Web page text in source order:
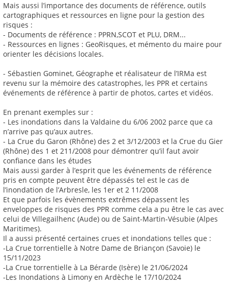
Mais aussi l’importance des documents de référence, outils
cartographiques et ressources en ligne pour la gestion des
risques :
- Documents de référence : PPRN,SCOT et PLU, DRM...
- Ressources en lignes : GeoRisques, et mémento du maire pour
orienter les décisions locales.
- Sébastien Gominet, Géographe et réalisateur de l’IRMa est
revenu sur la mémoire des catastrophes, les PPR et certains
événements de référence à partir de photos, cartes et vidéos.
En prenant exemples sur :
- Les inondations dans la Valdaine du 6/06 2002 parce que ca
n’arrive pas qu’aux autres.
- La Crue du Garon (Rhône) des 2 et 3/12/2003 et la Crue du Gier
(Rhône) des 1 et 211/2008 pour démontrer qu’il faut avoir
confiance dans les études
Mais aussi garder à l’esprit que les événements de référence
pris en compte peuvent être dépassés tel est le cas de
l’inondation de l’Arbresle, les 1er et 2 11/2008
Et que parfois les évènements extrêmes dépassent les
enveloppes de risques des PPR comme cela a pu être le cas avec
celui de Villegailhenc (Aude) ou de Saint-Martin-Vésubie (Alpes
Maritimes).
Il a aussi présenté certaines crues et inondations telles que :
-La Crue torrentielle à Notre Dame de Briançon (Savoie) le
15/11/2023
-La Crue torrentielle à La Bérarde (Isère) le 21/06/2024
-Les Inondations à Limony en Ardèche le 17/10/2024